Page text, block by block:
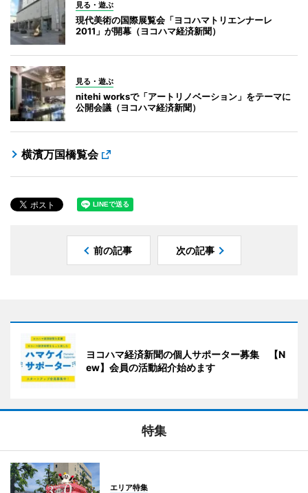
見る・遊ぶ
現代美術の国際展覧会「ヨコハマトリエンナーレ
2011」が開幕（ヨコハマ経済新聞）
見る・遊ぶ
nitehi worksで「アートリノベーション」をテーマに
公開会議（ヨコハマ経済新聞）
横濱万国橋覧会
前の記事 次の記事
ヨコハマ経済新聞の個人サポーター募集 【N
ew】会員の活動紹介始めます
特集
エリア特集